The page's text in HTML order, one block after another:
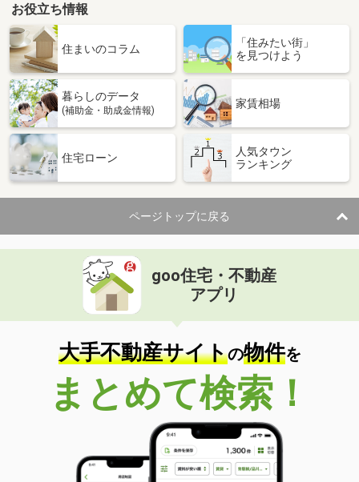
お役立ち情報
住まいのコラム
「住みたい街」
を見つけよう
暮らしのデータ
(補助金・助成金情報)
家賃相場
住宅ローン
人気タウン
ランキング
ページトップに戻る
goo住宅・不動産
アプリ
大手不動産サイトの物件を
まとめて検索！